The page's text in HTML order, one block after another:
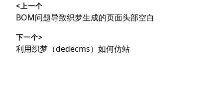
章
导
航
<上一个
上
文
章：
BOM问题导致织梦生成的页面头部空白
下一个>
下
利用织梦（dedecms）如何仿站